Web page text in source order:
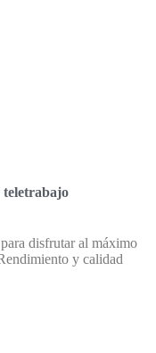
teletrabajo
disfrutar al máximo
y calidad